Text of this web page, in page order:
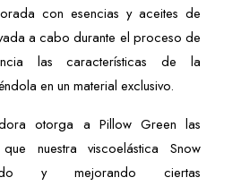
con esencias y aceites de
a cabo durante el proceso de
las características de la
en un material exclusivo.
otorga a Pillow Green las
nuestra viscoelástica Snow
y mejorando ciertas